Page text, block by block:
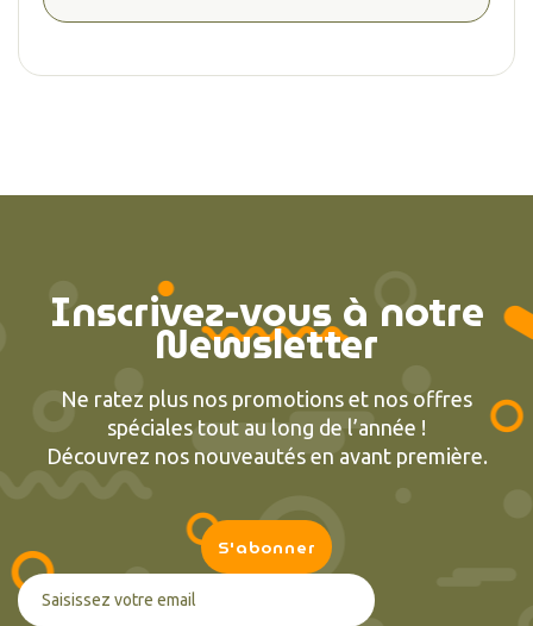
Inscrivez-vous à notre
Newsletter
Ne ratez plus nos promotions et nos offres
spéciales tout au long de l’année !
Découvrez nos nouveautés en avant première.